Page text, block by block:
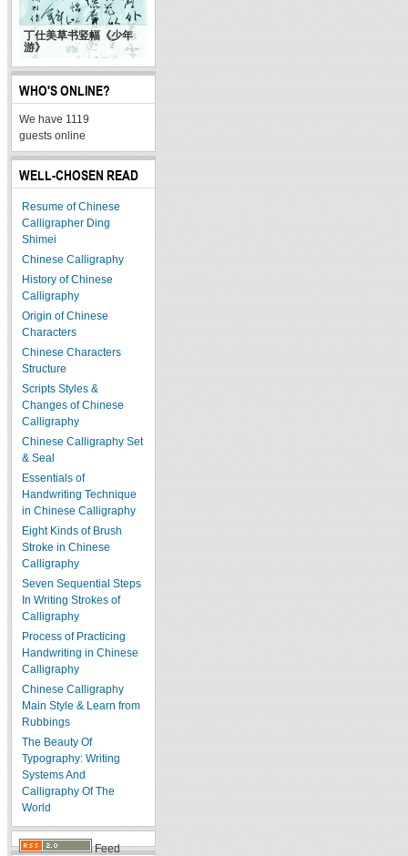
丁仕美草书竖幅《少年
游》
WHO'S ONLINE?
We have 1119
guests online
WELL-CHOSEN READ
Resume of Chinese
Calligrapher Ding
Shimei
Chinese Calligraphy
History of Chinese
Calligraphy
Origin of Chinese
Characters
Chinese Characters
Structure
Scripts Styles &
Changes of Chinese
Calligraphy
Chinese Calligraphy Set
& Seal
Essentials of
Handwriting Technique
in Chinese Calligraphy
Eight Kinds of Brush
Stroke in Chinese
Calligraphy
Seven Sequential Steps
In Writing Strokes of
Calligraphy
Process of Practicing
Handwriting in Chinese
Calligraphy
Chinese Calligraphy
Main Style & Learn from
Rubbings
The Beauty Of
Typography: Writing
Systems And
Calligraphy Of The
World
Feed